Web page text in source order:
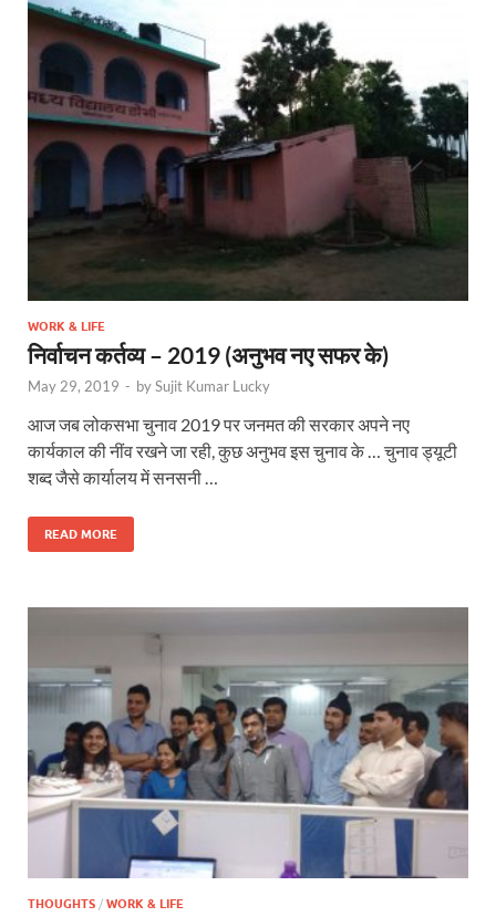
WORK & LIFE
निर्वाचन कर्तव्य – 2019 (अनुभव नए सफर के)
May 29, 2019 - bySujit Kumar Lucky
आज जब लोकसभा चुनाव 2019 पर जनमत की सरकार अपने नए
कार्यकाल की नींव रखने जा रही, कुछ अनुभव इस चुनाव के … चुनाव ड्यूटी
शब्द जैसे कार्यालय में सनसनी …
READ MORE
THOUGHTS / WORK & LIFE